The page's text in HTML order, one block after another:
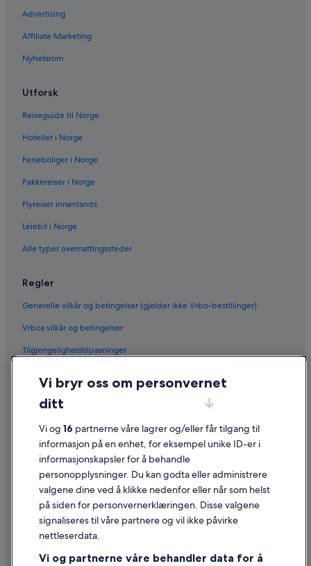
Advertising
Affiliate Marketing
Nyhetsrom
Utforsk
Reiseguide til Norge
Hoteller i Norge
Ferieboliger i Norge
Pakkereiser i Norge
Flyreiser innenlands
Leiebil i Norge
Alle typer overnattingssteder
Regler
Generelle vilkår og betingelser (gjelder ikke Vrbo-bestillinger)
Vrbos vilkår og betingelser
Tilgjengelighetstilpasninger
Juridisk informasjon / kontakt oss
Retningslinjer for innhold og rapportering av innhold
Hjelp
Kontakt oss
Avbestille eller endre bestillingen
Refusjonsprosessen og tidsrammer for refusjon
Vi bryr oss om personvernet
ditt
Vi og 16 partnerne våre lagrer og/eller får tilgang til
informasjon på en enhet, for eksempel unike ID-er i
informasjonskapsler for å behandle
personopplysninger. Du kan godta eller administrere
valgene dine ved å klikke nedenfor eller når som helst
på siden for personvernerklæringen. Disse valgene
signaliseres til våre partnere og vil ikke påvirke
nettleserdata.
Vi og partnerne våre behandler data for å